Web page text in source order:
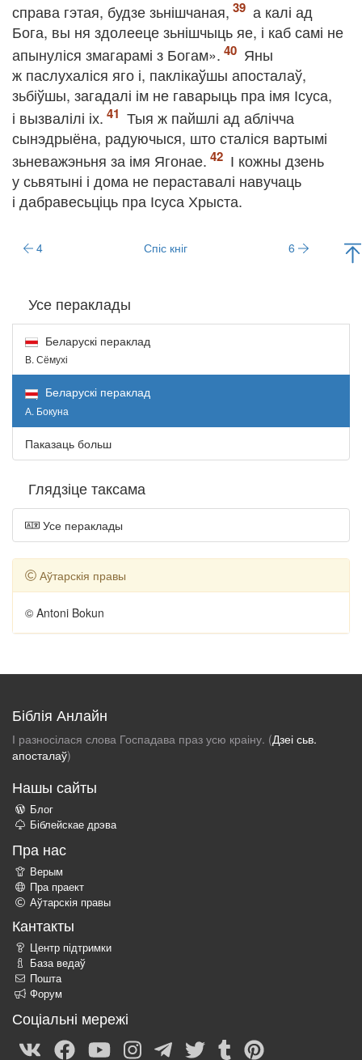
справа гэтая, будзе зьнішчаная,
а калі ад
Бога, вы ня здолееце зьнішчыць яе, і каб самі не
апынуліся змагарамі з Богам».
Яны
ж паслухаліся яго і, паклікаўшы апосталаў,
зьбіўшы, загадалі ім не гаварыць пра імя Ісуса,
і вызвалілі іх.
Тыя ж пайшлі ад аблічча
сынэдрыёна, радуючыся, што сталіся вартымі
зьневажэньня за імя Ягонае.
І кожны дзень
у сьвятыні і дома не пераставалі навучаць
і дабравесьціць пра Ісуса Хрыста.
4 Спіс кніг 6
Усе пераклады
Беларускі пераклад
В. Сёмухі
Беларускі пераклад
А. Бокуна
Паказаць больш
Глядзіце таксама
Усе пераклады
Аўтарскія правы
© Antoni Bokun
Біблія Анлайн
І разносілася слова Госпадава праз усю краіну. (Дзеі сьв.
апосталаў)
Нашы сайты
Блог
Біблейскае дрэва
Пра нас
Верым
Пра праект
Аўтарскія правы
Кантакты
Центр підтримки
База ведаў
Пошта
Форум
Соціальні мережі